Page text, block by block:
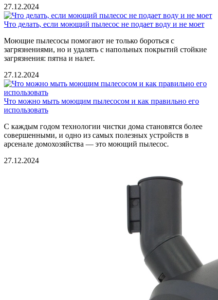
27.12.2024
Что делать, если моющий пылесос не подает воду и не моет
Моющие пылесосы помогают не только бороться с
загрязнениями, но и удалять с напольных покрытий стойкие
загрязнения: пятна и налет.
27.12.2024
Что можно мыть моющим пылесосом и как правильно его
использовать
С каждым годом технологии чистки дома становятся более
совершенными, и одно из самых полезных устройств в
арсенале домохозяйства — это моющий пылесос.
27.12.2024